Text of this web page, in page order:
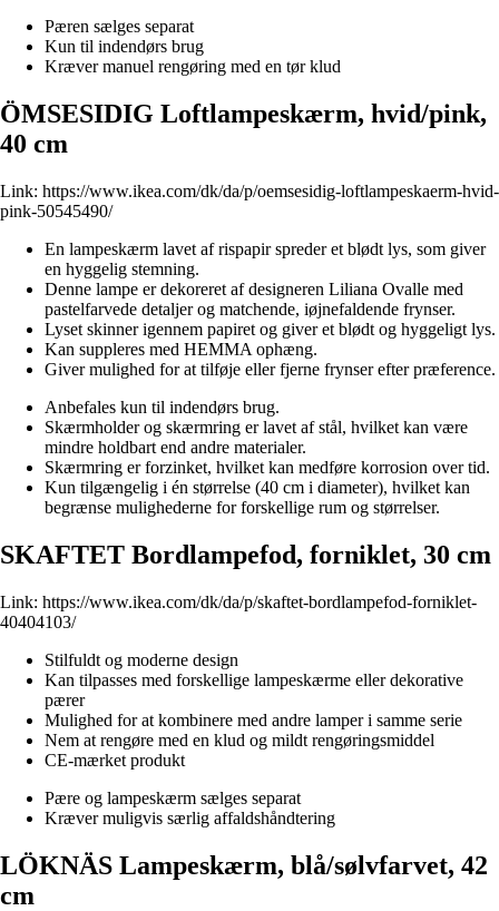
Pæren sælges separat
Kun til indendørs brug
Kræver manuel rengøring med en tør klud
ÖMSESIDIG Loftlampeskærm, hvid/pink,
40 cm
Link: https://www.ikea.com/dk/da/p/oemsesidig-loftlampeskaerm-hvid-
pink-50545490/
En lampeskærm lavet af rispapir spreder et blødt lys, som giver
en hyggelig stemning.
Denne lampe er dekoreret af designeren Liliana Ovalle med
pastelfarvede detaljer og matchende, iøjnefaldende frynser.
Lyset skinner igennem papiret og giver et blødt og hyggeligt lys.
Kan suppleres med HEMMA ophæng.
Giver mulighed for at tilføje eller fjerne frynser efter præference.
Anbefales kun til indendørs brug.
Skærmholder og skærmring er lavet af stål, hvilket kan være
mindre holdbart end andre materialer.
Skærmring er forzinket, hvilket kan medføre korrosion over tid.
Kun tilgængelig i én størrelse (40 cm i diameter), hvilket kan
begrænse mulighederne for forskellige rum og størrelser.
SKAFTET Bordlampefod, forniklet, 30 cm
Link: https://www.ikea.com/dk/da/p/skaftet-bordlampefod-forniklet-
40404103/
Stilfuldt og moderne design
Kan tilpasses med forskellige lampeskærme eller dekorative
pærer
Mulighed for at kombinere med andre lamper i samme serie
Nem at rengøre med en klud og mildt rengøringsmiddel
CE-mærket produkt
Pære og lampeskærm sælges separat
Kræver muligvis særlig affaldshåndtering
LÖKNÄS Lampeskærm, blå/sølvfarvet, 42
cm